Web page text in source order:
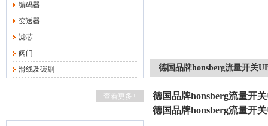
编码器
变送器
滤芯
阀门
滑线及碳刷
查看更多+
德国品牌honsberg流量开关
德国品牌honsberg流量开
德国品牌honsberg流量开